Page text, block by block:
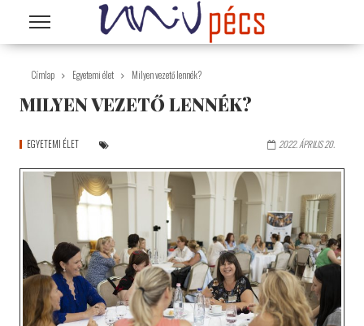
Ugrás a tartalomra
Címlap Egyetemi élet Milyen vezető lennék?
MILYEN VEZETŐ LENNÉK?
EGYETEMI ÉLET 2022. ÁPRILIS 20.